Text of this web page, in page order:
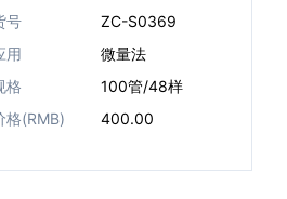
号
ZC-S0369
用
微量法
格
100管/48样
格(RMB)
400.00